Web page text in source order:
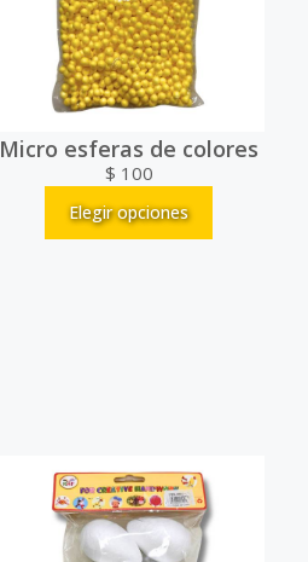
Micro esferas de colores
$ 100
Elegir opciones